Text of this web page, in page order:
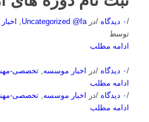
/۰ دیدگاه /درUncategorized @fa
,
توسط
ادامه مطلب
/۰ دیدگاه /در اخبار موسسه, تخصصی-
ادامه مطلب
/۰ دیدگاه /در اخبار موسسه, تخصصی-
ادامه مطلب